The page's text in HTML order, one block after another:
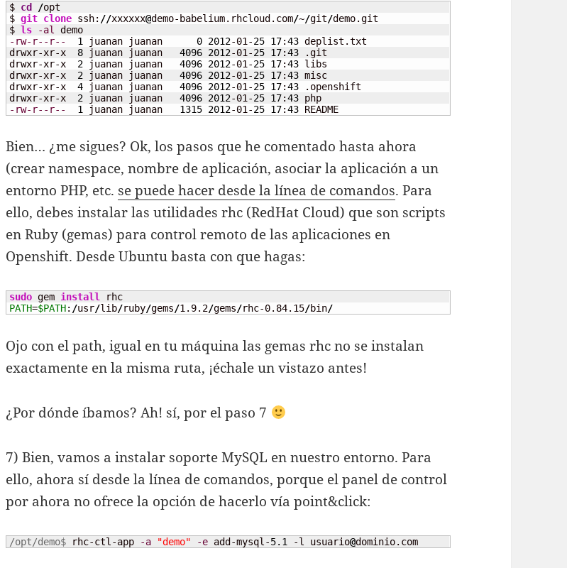
$ cd /opt
$ git clone ssh: //xxxxxx@demo-babelium.rhcloud.com/~/git/demo.git
$ ls -al
-rw-r--r--
1 juanan juanan 0 2012-01-25 17:43 deplist.txt
drwxr-xr-x 8 juanan juanan 4096 2012-01-25 17:43 .git
drwxr-xr-x 2 juanan juanan 4096 2012-01-25 17:43 libs
drwxr-xr-x 2 juanan juanan 4096 2012-01-25 17:43 misc
drwxr-xr-x 4 juanan juanan 4096 2012-01-25 17:43 .openshift
drwxr-xr-x 2 juanan juanan 4096 2012-01-25 17:43
-rw-r--r--
1 juanan juanan 1315 2012-01-25 17:43 README
Bien… ¿me sigues? Ok, los pasos que he comentado hasta ahora
(crear namespace, nombre de aplicación, asociar la aplicación a un
entorno PHP, etc. se puede hacer desde la línea de comandos. Para
ello, debes instalar las utilidades rhc (RedHat Cloud) que son scripts
en Ruby (gemas) para control remoto de las aplicaciones en
Openshift. Desde Ubuntu basta con que hagas:
sudo gem install
PATH=$PATH: /usr/lib/ruby/gems/1.9.2/gems/rhc-0.84.15/bin/
Ojo con el path, igual en tu máquina las gemas rhc no se instalan
exactamente en la misma ruta, ¡échale un vistazo antes!
¿Por dónde íbamos? Ah! sí, por el paso 7
7) Bien, vamos a instalar soporte MySQL en nuestro entorno. Para
ello, ahora sí desde la línea de comandos, porque el panel de control
por ahora no ofrece la opción de hacerlo vía point&click:
/opt/demo$ rhc-ctl-app -a "demo" -e add-mysql-5.1 -l usuario@dominio.com